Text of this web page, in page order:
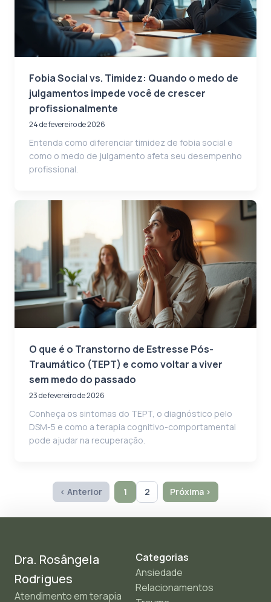
Fobia Social vs. Timidez: Quando o medo de
julgamentos impede você de crescer
profissionalmente
24 de fevereiro de 2026
Entenda como diferenciar timidez de fobia social e
como o medo de julgamento afeta seu desempenho
profissional.
O que é o Transtorno de Estresse Pós-
Traumático (TEPT) e como voltar a viver
sem medo do passado
23 de fevereiro de 2026
Conheça os sintomas do TEPT, o diagnóstico pelo
DSM-5 e como a terapia cognitivo-comportamental
pode ajudar na recuperação.
‹ Anterior 1 2 Próxima ›
Dra. Rosângela
Rodrigues
Atendimento em terapia
Categorias
Ansiedade
Relacionamentos